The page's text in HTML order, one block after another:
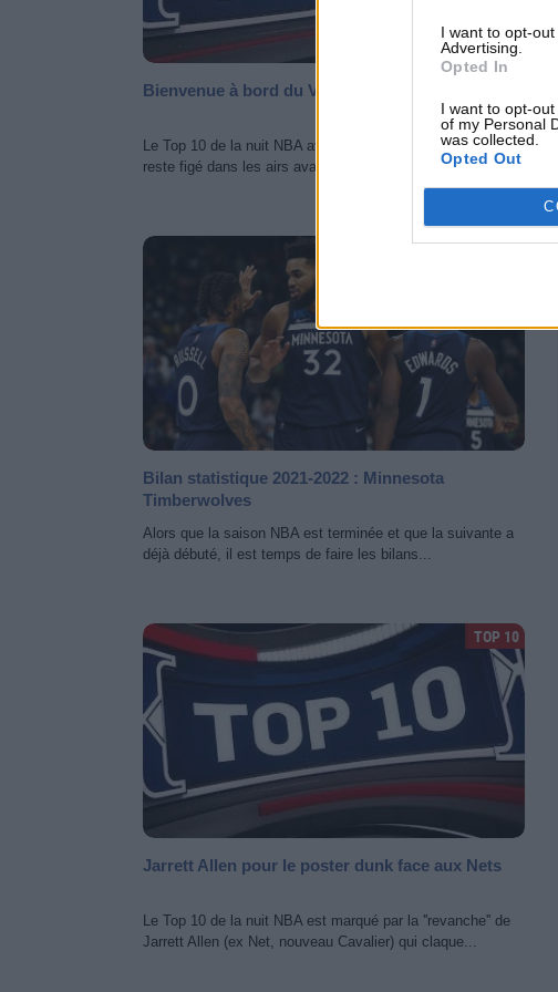
I want to opt-
Advertising.
Opted In
I want to opt-
of my Personal
was collected.
Opted Out
Bienvenue à bord du Vlatko Cancar Airlines
Le Top 10 de la nuit NBA avec Vlatko Cancar (Nuggets) qui
reste figé dans les airs avant de poser un...
BILAN SAISON NBA
Bilan statistique 2021-2022 : Minnesota
Timberwolves
Alors que la saison NBA est terminée et que la suivante a
déjà débuté, il est temps de faire les bilans...
TOP 10
Jarrett Allen pour le poster dunk face aux Nets
Le Top 10 de la nuit NBA est marqué par la ''revanche'' de
Jarrett Allen (ex Net, nouveau Cavalier) qui claque...